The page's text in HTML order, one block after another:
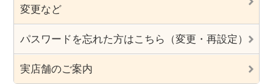
変更など
パスワードを忘れた方はこちら（変更・再設定）
実店舗のご案内